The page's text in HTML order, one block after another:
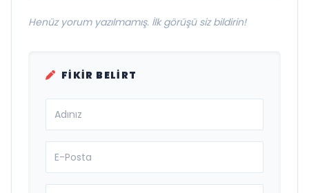
Henüz yorum yazılmamış. İlk görüşü siz bildirin!
FIKIR BELIRT